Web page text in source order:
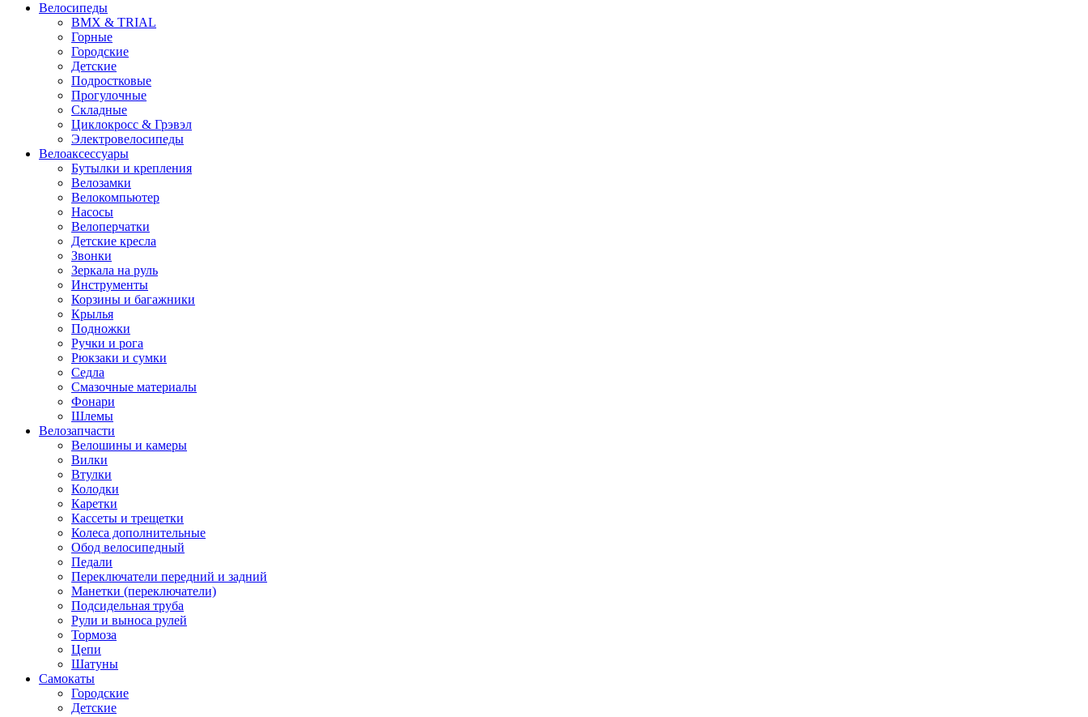
Велосипеды
BMX & TRIAL
Горные
Городские
Детские
Подростковые
Прогулочные
Складные
Циклокросс & Грэвэл
Электровелосипеды
Велоаксессуары
Бутылки и крепления
Велозамки
Велокомпьютер
Насосы
Велоперчатки
Детские кресла
Звонки
Зеркала на руль
Инструменты
Корзины и багажники
Крылья
Подножки
Ручки и рога
Рюкзаки и сумки
Седла
Смазочные материалы
Фонари
Шлемы
Велозапчасти
Велошины и камеры
Вилки
Втулки
Колодки
Каретки
Кассеты и трещетки
Колеса дополнительные
Обод велосипедный
Педали
Переключатели передний и задний
Манетки (переключатели)
Подсидельная труба
Рули и выноса рулей
Тормоза
Цепи
Шатуны
Самокаты
Городские
Детские